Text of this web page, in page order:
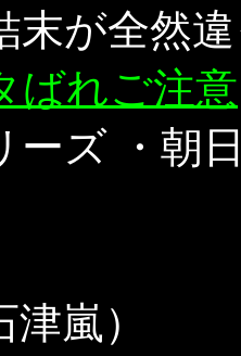
末が全然
ばれご注意
ーズ ・朝
嵐）